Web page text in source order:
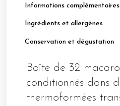
Informations complémentaires
Ingrédients et allergènes
Conservation et dégustation
Boîte de 32
conditionnés dans
thermoformées